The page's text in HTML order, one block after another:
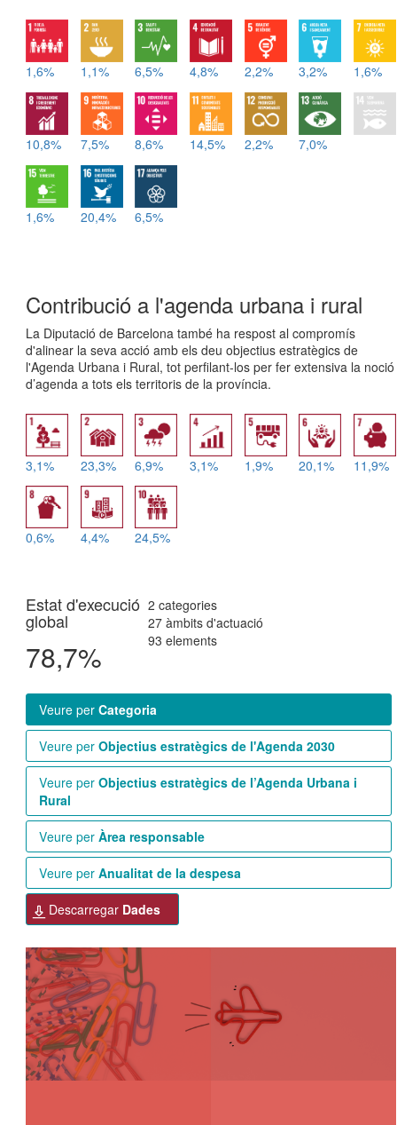
1,6% 1,1% 6,5% 4,8% 2,2% 3,2% 1,6%
10,8% 7,5% 8,6% 14,5% 2,2% 7,0%
1,6% 20,4% 6,5%
Contribució a l'agenda urbana i rural
La Diputació de Barcelona també ha respost al compromís
d'alinear la seva acció amb els deu objectius estratègics de
l'Agenda Urbana i Rural, tot perfilant-los per fer extensiva la noció
d’agenda a tots els territoris de la província.
3,1% 23,3% 6,9% 3,1% 1,9% 20,1% 11,9%
0,6% 4,4% 24,5%
Estat d'execució
global
78,7%
2 categories
27 àmbits d'actuació
93 elements
veure per Categoria
veure per Objectius estratègics de l'Agenda 2030
veure per Objectius estratègics de l’Agenda Urbana i
Rural
veure per Àrea responsable
veure per Anualitat de la despesa
descarregar Dades